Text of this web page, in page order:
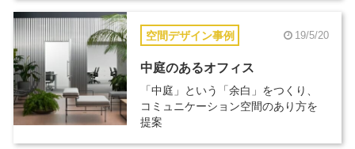
空間デザイン事例 19/5/20
中庭のあるオフィス
「中庭」という「余白」をつくり、
コミュニケーション空間のあり方を
提案